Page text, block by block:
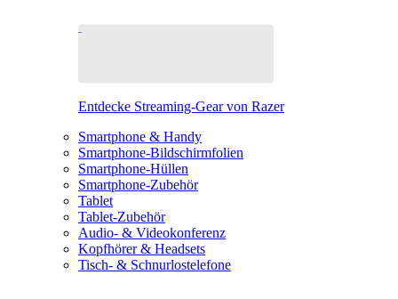
Entdecke Streaming-Gear von Razer
Smartphone & Handy
Smartphone-Bildschirmfolien
Smartphone-Hüllen
Smartphone-Zubehör
Tablet
Tablet-Zubehör
Audio- & Videokonferenz
Kopfhörer & Headsets
Tisch- & Schnurlostelefone